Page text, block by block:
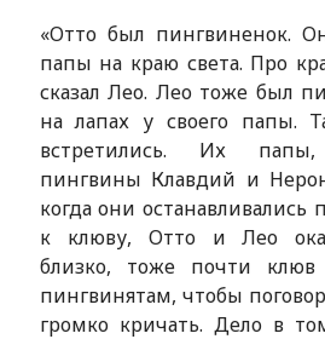
«Отто был пингвиненок.
папы на краю света. Про
сказал Лео. Лео тоже был
на лапах у своего папы.
встретились. Их папы,
пингвины Клавдий и
когда они останавливались
к клюву, Отто и Лео
близко, тоже почти
пингвинятам, чтобы
громко кричать. Дело в